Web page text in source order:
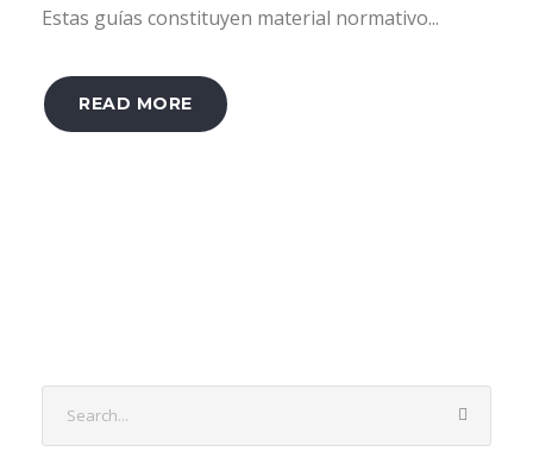
Estas guías constituyen material normativo...
READ MORE